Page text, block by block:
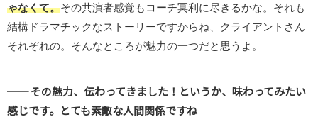
ゃなくて。その共演者感覚もコーチ冥利に尽きるかな。それも
結構ドラマチックなストーリーですからね、クライアントさん
それぞれの。そんなところが魅力の一つだと思うよ。
── その魅力、伝わってきました！というか、味わってみたい
感じです。とても素敵な人間関係ですね